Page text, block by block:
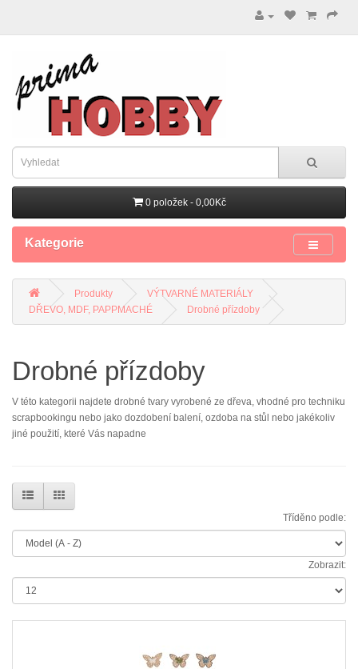
0 položek - 0,00Kč
Kategorie
Produkty
VÝTVARNÉ MATERIÁLY
DŘEVO, MDF, PAPPMACHÉ
Drobné přízdoby
Drobné přízdoby
V této kategorii najdete drobné tvary vyrobené ze dřeva, vhodné pro techniku
scrapbookingu nebo jako dozdobení balení, ozdoba na stůl nebo jakékoliv
jiné použití, které Vás napadne
Tříděno podle:
Zobrazit: